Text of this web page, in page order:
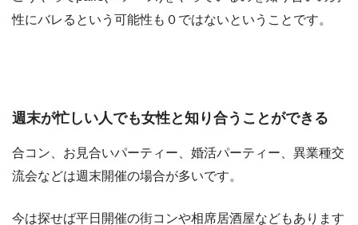
性にバレるという可能性も０ではないということです。
週末が忙しい人でも女性と知り合うことができる
合コン、お見合いパーティー、婚活パーティー、異業種交
流会などは週末開催の場合が多いです。
今は探せば平日開催の街コンや相席居酒屋などもあります